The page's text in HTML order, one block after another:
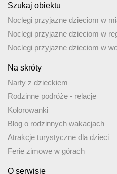
Szukaj obiektu
Noclegi przyjazne dzieciom w
Noclegi przyjazne dzieciom w
Noclegi przyjazne dzieciom w
Na skróty
Narty z dzieckiem
Rodzinne podróże - relacje
Kolorowanki
Blog o rodzinnych wakacjach
Atrakcje turystyczne dla dzieci
Ferie zimowe w górach
O serwisie